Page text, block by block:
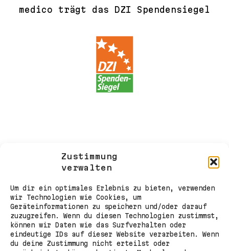
Zustimmung
verwalten
Um dir ein optimales Erlebnis zu bieten, verwenden
wir Technologien wie Cookies, um
Geräteinformationen zu speichern und/oder darauf
zuzugreifen. Wenn du diesen Technologien zustimmst,
können wir Daten wie das Surfverhalten oder
eindeutige IDs auf dieser Website verarbeiten. Wenn
du deine Zustimmung nicht erteilst oder
medico trägt das DZI Spendensiegel